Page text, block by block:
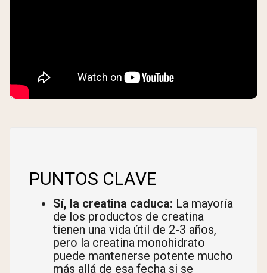
PUNTOS CLAVE
Sí, la creatina caduca: La mayoría
de los productos de creatina
tienen una vida útil de 2-3 años,
pero la creatina monohidrato
puede mantenerse potente mucho
más allá de esa fecha si se